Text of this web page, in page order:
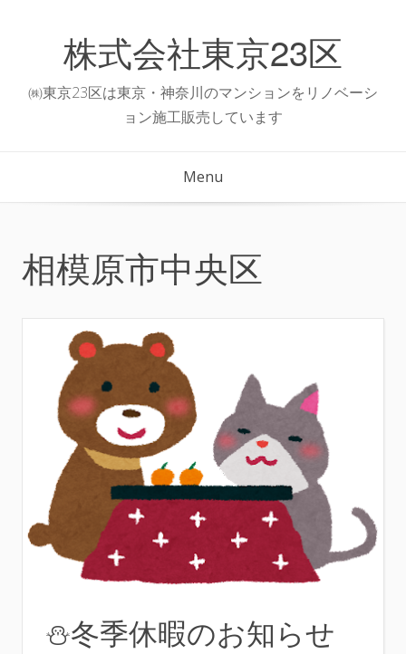
株式会社東京23区
㈱東京23区は東京・神奈川のマンションをリノベーシ
ョン施工販売しています
Menu
相模原市中央区
⛄冬季休暇のお知らせ